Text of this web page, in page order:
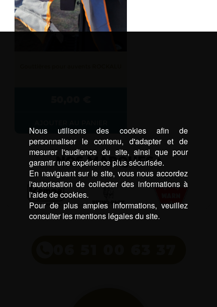
NOS MARQUES :
Nous utilisons des cookies afin de
personnaliser le contenu, d'adapter et de
mesurer l'audience du site, ainsi que pour
garantir une expérience plus sécurisée.
En naviguant sur le site, vous nous accordez
l'autorisation de collecter des informations à
l'aide de cookies.
Pour de plus amples informations, veuillez
consulter les mentions légales du site.